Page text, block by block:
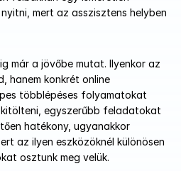
mert az asszisztens helyben
már a jövőbe mutat. Ilyenkor az
hanem konkrét online
többlépéses folyamatokat
egyszerűbb feladatokat
hatékony, ugyanakkor
az ilyen eszközöknél különösen
osztunk meg velük.